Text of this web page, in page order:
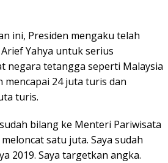
ini, Presiden mengaku telah
Yahya untuk serius
negara tetangga seperti Malaysia
mencapai 24 juta turis dan
turis.
bilang ke Menteri Pariwisata
satu juta. Saya sudah
2019. Saya targetkan angka.